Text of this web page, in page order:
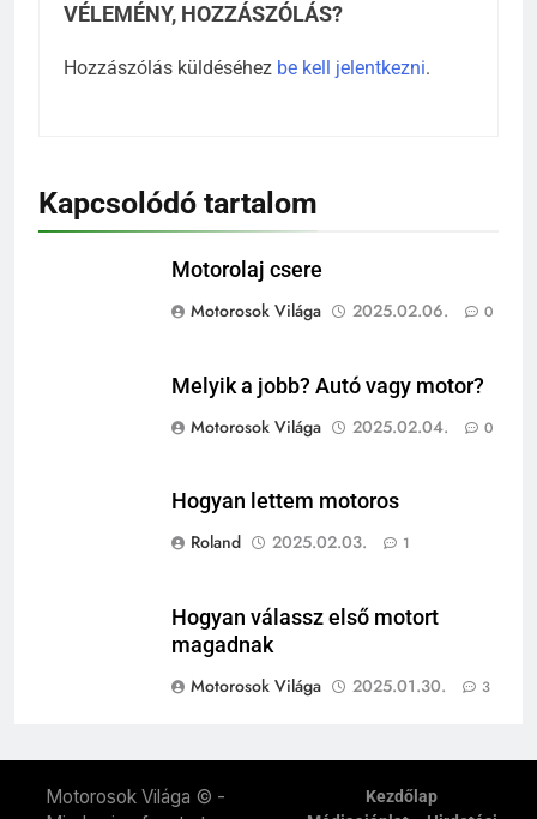
VÉLEMÉNY, HOZZÁSZÓLÁS?
Hozzászólás küldéséhez be kell jelentkezni.
Kapcsolódó tartalom
Motorolaj csere
Motorosok Világa
2025.02.06. 0
Melyik a jobb? Autó vagy motor?
Motorosok Világa
2025.02.04. 0
Hogyan lettem motoros
Roland
2025.02.03. 1
Hogyan válassz első motort
magadnak
Motorosok Világa
2025.01.30. 3
Motorosok Világa © -
Kezdőlap